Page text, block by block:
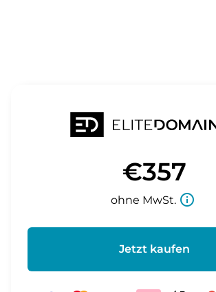
€357
ohne MwSt. info_outline
Jetzt kaufen